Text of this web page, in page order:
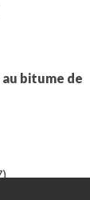
au bitume de